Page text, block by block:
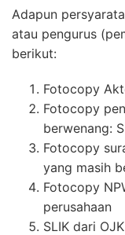
Adapun
atau pengurus
berikut:
Fotocopy
Fotocopy
berwenang:
Fotocopy
yang masih
Fotocopy
perusahaan
SLIK dari OJK